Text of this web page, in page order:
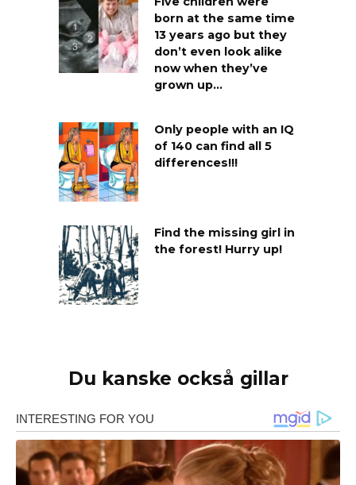
born at the same time
13 years ago but they
don’t even look alike
now when they’ve
grown up…
Only people with an IQ
of 140 can find all 5
differences!!!
Find the missing girl in
the forest! Hurry up!
Du kanske också gillar